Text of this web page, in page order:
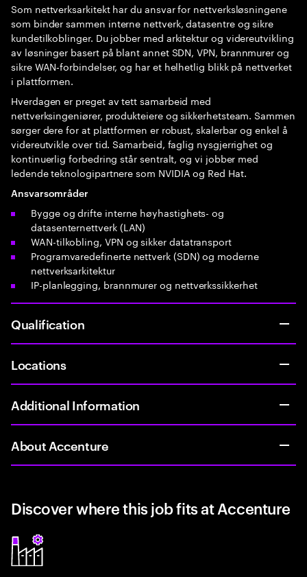
Som nettverksarkitekt har du ansvar for nettverksløsningene
som binder sammen interne nettverk, datasentre og sikre
kundetilkoblinger. Du jobber med arkitektur og videreutvikling
av løsninger basert på blant annet SDN, VPN, brannmurer og
sikre WAN‑forbindelser, og har et helhetlig blikk på nettverket
i plattformen.
Hverdagen er preget av tett samarbeid med
nettverksingeniører, produkteiere og sikkerhetsteam. Sammen
sørger dere for at plattformen er robust, skalerbar og enkel å
videreutvikle over tid. Samarbeid, faglig nysgjerrighet og
kontinuerlig forbedring står sentralt, og vi jobber med
ledende teknologipartnere som NVIDIA og Red Hat.
Ansvarsområder
Bygge og drifte interne høyhastighets- og
datasenternettverk (LAN)
WAN-tilkobling, VPN og sikker datatransport
Programvaredefinerte nettverk (SDN) og moderne
nettverksarkitektur
IP-planlegging, brannmurer og nettverkssikkerhet
Qualification
Locations
Additional Information
About Accenture
Discover where this job fits at Accenture